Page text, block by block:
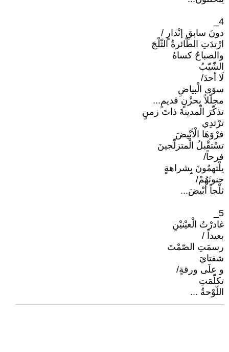
4_
دونَ سابقِ إنْذارٍ /
ارْتدَتِ الطّائرةُ الثّلْجَ
والصباحُ كساهُ
الشّيّبُ
لَا أحدَ/
سوَى الْبياضِ
مجلّلاً بِحزْنٍ قديمٍ...
تذكّرَ الْمدينةَ ذاتَ زمنٍ
ترْتدِي
فرْوَهَا الْأبْيضَ
تسْتقْبلُ الْمتزلّجينَ
فرحاً/
يلْتهمُونَ بِِشراهةٍ
جنونَهُمْ/
ثلْجاً أبْيضَ...
5_
غادرْتُ الْعيْنيْنِ
بعيداً /
رسمَتِ الصّمْتَ
شفتايَ
و علَى ورقةٍ/
تكلّمَتِ
اللّوْحةُ ...